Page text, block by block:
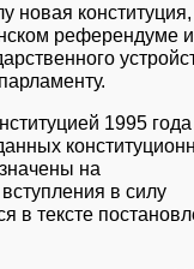
новая конституция,
референдуме и
1995 года
на
в силу
в тексте